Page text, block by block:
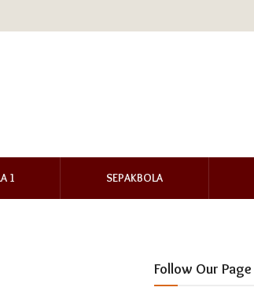
1 SEPAKBOLA
Follow Our Page